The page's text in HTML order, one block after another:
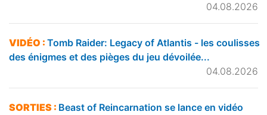
04.08.2026
VIDÉO : Tomb Raider: Legacy of Atlantis - les coulisses
des énigmes et des pièges du jeu dévoilée...
04.08.2026
SORTIES : Beast of Reincarnation se lance en vidéo